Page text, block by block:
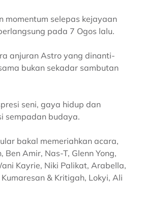
momentum selepas kejayaan
pada 7 Ogos lalu.
anjuran Astro yang dinanti-
bukan sekadar sambutan
seni, gaya hidup dan
sempadan budaya.
bakal memeriahkan acara,
Amir, Nas-T, Glenn Yong,
Kayrie, Niki Palikat, Arabella,
& Kritigah, Lokyi, Ali